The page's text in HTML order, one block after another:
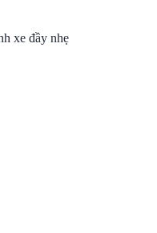
xe đầy nhẹ